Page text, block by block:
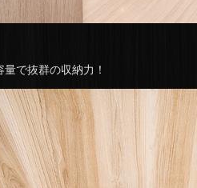
で抜群の収納力！